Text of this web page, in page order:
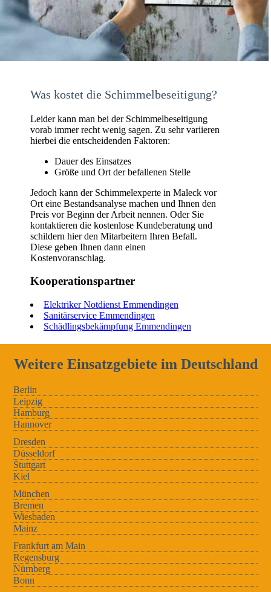
Was kostet die Schimmelbeseitigung?
Leider kann man bei der Schimmelbeseitigung
vorab immer recht wenig sagen. Zu sehr variieren
hierbei die entscheidenden Faktoren:
Dauer des Einsatzes
Größe und Ort der befallenen Stelle
Jedoch kann der Schimmelexperte in Maleck vor
Ort eine Bestandsanalyse machen und Ihnen den
Preis vor Beginn der Arbeit nennen. Oder Sie
kontaktieren die kostenlose Kundeberatung und
schildern hier den Mitarbeitern Ihren Befall.
Diese geben Ihnen dann einen
Kostenvoranschlag.
Kooperationspartner
Elektriker Notdienst Emmendingen
Sanitärservice Emmendingen
Schädlingsbekämpfung Emmendingen
Weitere Einsatzgebiete im Deutschland
Berlin
Leipzig
Hamburg
Hannover
Dresden
Düsseldorf
Stuttgart
Kiel
München
Bremen
Wiesbaden
Mainz
Frankfurt am Main
Regensburg
Nürnberg
Bonn